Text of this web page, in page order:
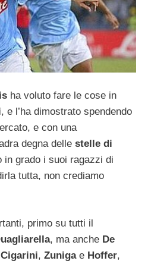
ha voluto fare le cose in
, e l’ha dimostrato spendendo
e con una
degna delle stelle di
in grado i suoi ragazzi di
tutta, non crediamo
primo su tutti il
, ma anche De
Cigarini, Zuniga e Hoffer,